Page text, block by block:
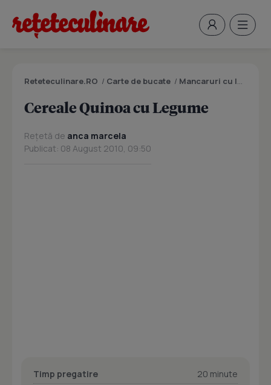
Reteteculinare.RO / Carte de bucate / Mancaruri cu legume si zarzavaturi
Cereale Quinoa cu Legume
Rețetă de anca marcela
Publicat: 08 August 2010, 09:50
Timp pregatire
20 minute